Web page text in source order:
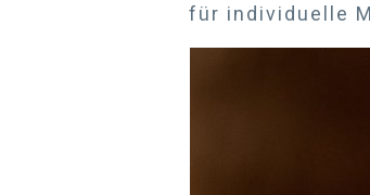
für individuelle